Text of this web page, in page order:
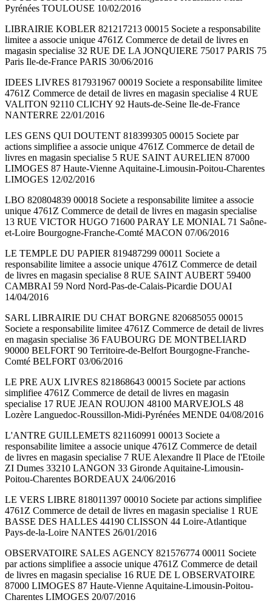
Pyrénées TOULOUSE 10/02/2016
LIBRAIRIE KOBLER 821217213 00015 Societe a responsabilite
limitee a associe unique 4761Z Commerce de detail de livres en
magasin specialise 32 RUE DE LA JONQUIERE 75017 PARIS 75
Paris Ile-de-France PARIS 30/06/2016
IDEES LIVRES 817931967 00019 Societe a responsabilite limitee
4761Z Commerce de detail de livres en magasin specialise 4 RUE
VALITON 92110 CLICHY 92 Hauts-de-Seine Ile-de-France
NANTERRE 22/01/2016
LES GENS QUI DOUTENT 818399305 00015 Societe par
actions simplifiee a associe unique 4761Z Commerce de detail de
livres en magasin specialise 5 RUE SAINT AURELIEN 87000
LIMOGES 87 Haute-Vienne Aquitaine-Limousin-Poitou-Charentes
LIMOGES 12/02/2016
LBO 820804839 00018 Societe a responsabilite limitee a associe
unique 4761Z Commerce de detail de livres en magasin specialise
13 RUE VICTOR HUGO 71600 PARAY LE MONIAL 71 Saône-
et-Loire Bourgogne-Franche-Comté MACON 07/06/2016
LE TEMPLE DU PAPIER 819487299 00011 Societe a
responsabilite limitee a associe unique 4761Z Commerce de detail
de livres en magasin specialise 8 RUE SAINT AUBERT 59400
CAMBRAI 59 Nord Nord-Pas-de-Calais-Picardie DOUAI
14/04/2016
SARL LIBRAIRIE DU CHAT BORGNE 820685055 00015
Societe a responsabilite limitee 4761Z Commerce de detail de livres
en magasin specialise 36 FAUBOURG DE MONTBELIARD
90000 BELFORT 90 Territoire-de-Belfort Bourgogne-Franche-
Comté BELFORT 03/06/2016
LE PRE AUX LIVRES 821868643 00015 Societe par actions
simplifiee 4761Z Commerce de detail de livres en magasin
specialise 17 RUE JEAN ROUJON 48100 MARVEJOLS 48
Lozère Languedoc-Roussillon-Midi-Pyrénées MENDE 04/08/2016
L'ANTRE GUILLEMETS 821160991 00013 Societe a
responsabilite limitee a associe unique 4761Z Commerce de detail
de livres en magasin specialise 7 RUE Alexandre Il Place de l'Etoile
ZI Dumes 33210 LANGON 33 Gironde Aquitaine-Limousin-
Poitou-Charentes BORDEAUX 24/06/2016
LE VERS LIBRE 818011397 00010 Societe par actions simplifiee
4761Z Commerce de detail de livres en magasin specialise 1 RUE
BASSE DES HALLES 44190 CLISSON 44 Loire-Atlantique
Pays-de-la-Loire NANTES 26/01/2016
OBSERVATOIRE SALES AGENCY 821576774 00011 Societe
par actions simplifiee a associe unique 4761Z Commerce de detail
de livres en magasin specialise 16 RUE DE L OBSERVATOIRE
87000 LIMOGES 87 Haute-Vienne Aquitaine-Limousin-Poitou-
Charentes LIMOGES 20/07/2016